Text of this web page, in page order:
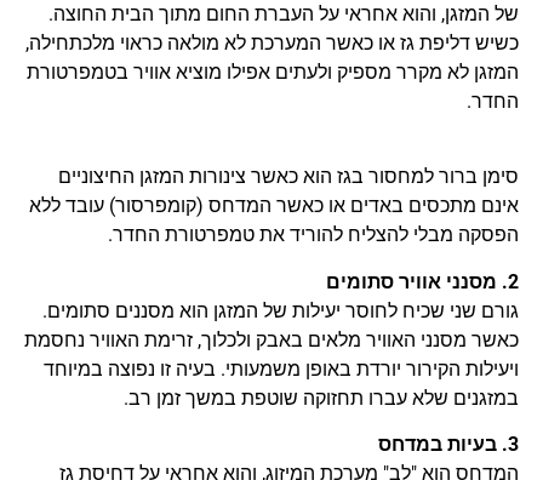
של המזגן, והוא אחראי על העברת החום מתוך הבית החוצה.
כשיש דליפת גז או כאשר המערכת לא מולאה כראוי מלכתחילה,
המזגן לא מקרר מספיק ולעתים אפילו מוציא אוויר בטמפרטורת
החדר.
סימן ברור למחסור בגז הוא כאשר צינורות המזגן החיצוניים
אינם מתכסים באדים או כאשר המדחס (קומפרסור) עובד ללא
הפסקה מבלי להצליח להוריד את טמפרטורת החדר.
2. מסנני אוויר סתומים
גורם שני שכיח לחוסר יעילות של המזגן הוא מסננים סתומים.
כאשר מסנני האוויר מלאים באבק ולכלוך, זרימת האוויר נחסמת
ויעילות הקירור יורדת באופן משמעותי. בעיה זו נפוצה במיוחד
במזגנים שלא עברו תחזוקה שוטפת במשך זמן רב.
3. בעיות במדחס
המדחס הוא "לב" מערכת המיזוג, והוא אחראי על דחיסת גז